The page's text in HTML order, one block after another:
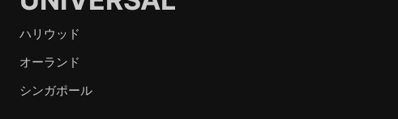
ハリウッド
オーランド
シンガポール